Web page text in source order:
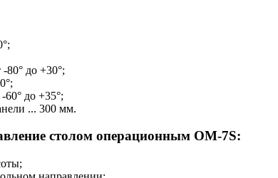
80° до +30°;
60° до +35°;
... 300 мм.
столом операционным OM-7S: